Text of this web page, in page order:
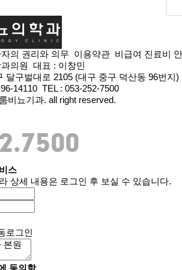
의 권리와 의무 이용약관 비급여 진료비
의원 대표 : 이창민
달구벌대로 2105 (대구 중구 덕산동 96번지)
14110 TEL : 053-252-7500
비뇨기과. all right reserved.
스
상세 내용은 로그인 후 보실 수 있습니다.
로그인
동의함